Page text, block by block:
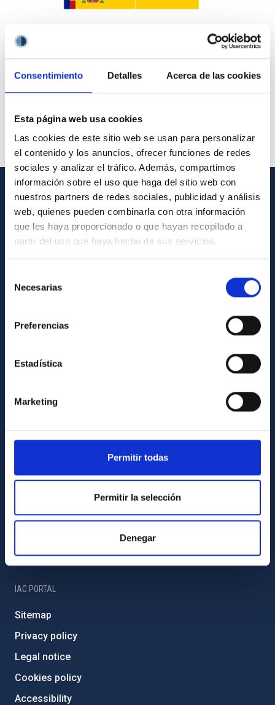
Consentimiento Detalles Acerca de las cookies
Esta página web usa cookies
Las cookies de este sitio web se usan para personalizar
el contenido y los anuncios, ofrecer funciones de redes
sociales y analizar el tráfico. Además, compartimos
información sobre el uso que haga del sitio web con
nuestros partners de redes sociales, publicidad y análisis
web, quienes pueden combinarla con otra información
que les haya proporcionado o que hayan recopilado a
partir del uso que haya hecho de sus servicios.
Necesarias
Preferencias
Estadística
Marketing
Permitir todas
Permitir la selección
Denegar
GENERAL INFORMATION
Contact
How to get to the IAC
Library
Legislation
Gender equality and diversity
Environment and Sustainability
Forever IAC
External funding
Severo Ochoa Programme
IAC Friends
IAC PORTAL
Sitemap
Privacy policy
Legal notice
Cookies policy
Accessibility